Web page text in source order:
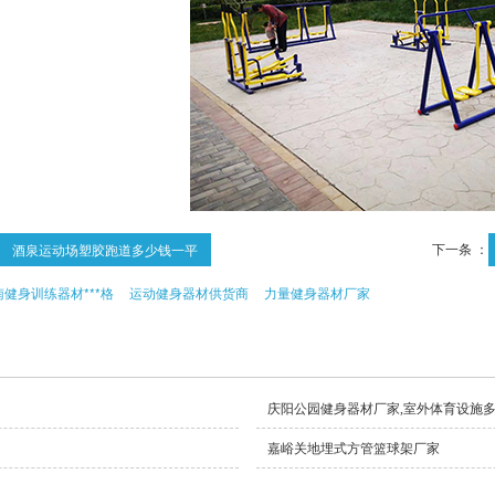
酒泉运动场塑胶跑道多少钱一平 下一条 ：
健身训练器材***格 运动健身器材供货商 力量健身器材厂家
庆阳公园健身器材厂家,室外体育设施
嘉峪关地埋式方管篮球架厂家